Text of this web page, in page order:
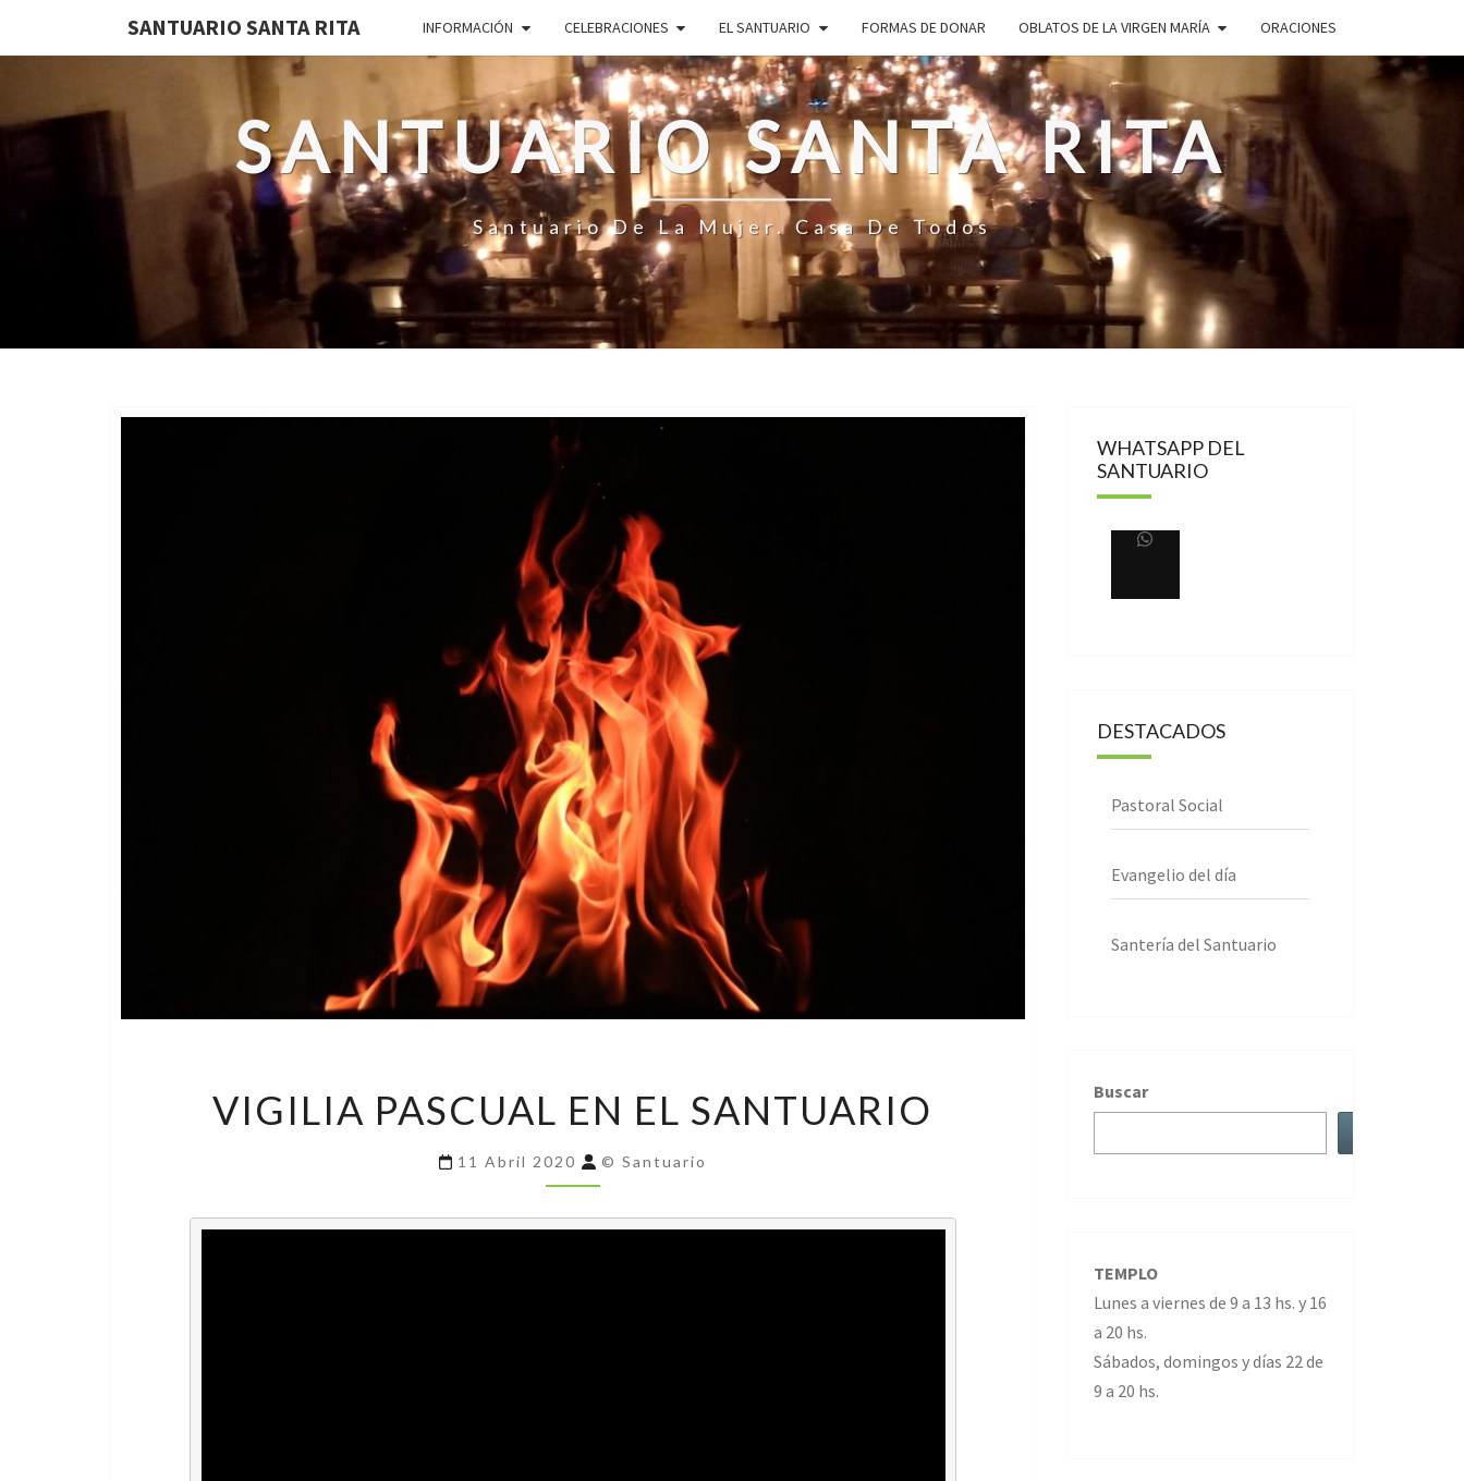
SANTUARIO SANTA RITA INFORMACIÓN CELEBRACIONES EL SANTUARIO FORMAS DE DONAR OBLATOS DE LA VIRGEN MARÍA ORACIONES
SANTUARIO SANTA RITA
Santuario De La Mujer. Casa De Todos
PASCUAL
EL
VIGILIA PASCUAL EN EL SANTUARIO
11 Abril 2020 © Santuario
WHATSAPP DEL
SANTUARIO
DESTACADOS
Pastoral Social
Evangelio del día
Santería del Santuario
Buscar
TEMPLO
Lunes a viernes de 9 a 13 hs. y 16
a 20 hs.
Sábados, domingos y días 22 de
9 a 20 hs.